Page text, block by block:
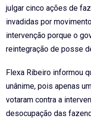
julgar cinco ações de
invadidas por
intervenção porque o
reintegração de posse
Flexa Ribeiro informou
unânime, pois apenas
votaram contra a
desocupação das